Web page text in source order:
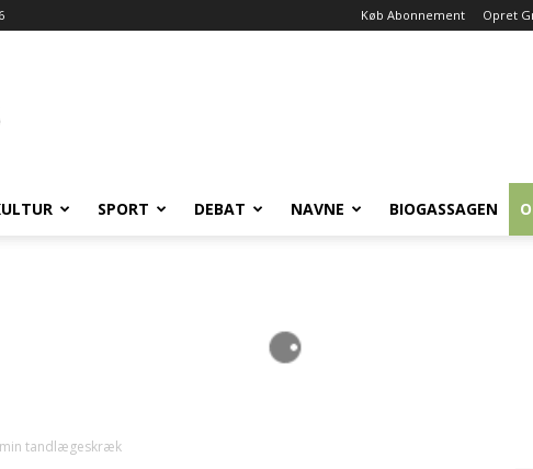
Køb Abonnement Opret
SPORT DEBAT NAVNE BIOGASSAGEN
tandlægeskræk